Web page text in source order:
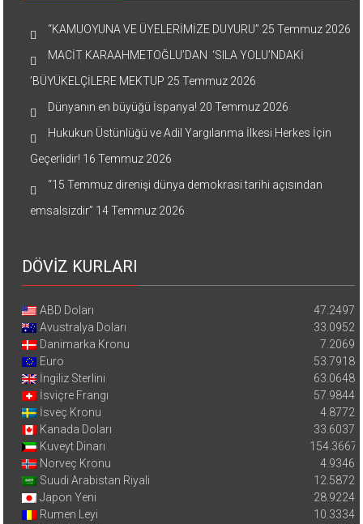
“KAMUOYUNA VE ÜYELERİMİZE DUYURU” 25 Temmuz 2026
MACİT KARAAHMETOĞLU’DAN ‘SILA YOLU’NDAKİ
’BÜYÜKELÇİLERE MEKTUP 25 Temmuz 2026
Dünyanın en büyüğü İspanya! 20 Temmuz 2026
Hukukun Üstünlüğü ve Adil Yargılanma İlkesi Herkes İçin
Geçerlidir! 16 Temmuz 2026
“15 Temmuz direnişi dünya demokrasi tarihi açısından
emsalsizdir” 14 Temmuz 2026
DÖVİZ KURLARI
ABD Doları
47.2497
Avustralya Doları
33.0952
Danimarka Kronu
7.2069
Euro
53.7918
İngiliz Sterlini
63.0648
İsviçre Frangı
57.9844
İsveç Kronu
4.8772
Kanada Doları
33.6037
Kuveyt Dinarı
154.3667
Norveç Kronu
4.9346
Suudi Arabistan Riyali
12.5872
Japon Yeni
28.9224
Rumen Leyi
10.3334